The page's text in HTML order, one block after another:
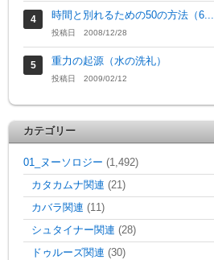
時間と別れるための50の方法（6...
投稿日 2008/12/28
重力の起源（水の洗礼）
投稿日 2009/02/12
カテゴリー
01_ヌーソロジー (1,492)
カタカムナ関連 (21)
カバラ関連 (11)
シュタイナー関連 (28)
ドゥルーズ関連 (30)